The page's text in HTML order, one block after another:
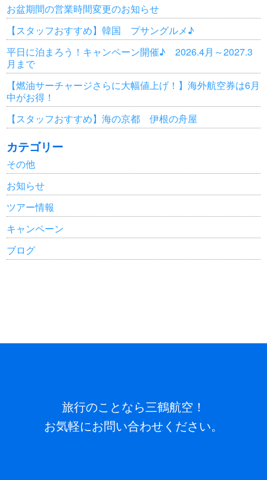
お盆期間の営業時間変更のお知らせ
【スタッフおすすめ】韓国 プサングルメ♪
平日に泊まろう！キャンペーン開催♪ 2026.4月～2027.3
月まで
【燃油サーチャージさらに大幅値上げ！】海外航空券は6月
中がお得！
【スタッフおすすめ】海の京都 伊根の舟屋
カテゴリー
その他
お知らせ
ツアー情報
キャンペーン
ブログ
旅行のことなら三鶴航空！
お気軽にお問い合わせください。